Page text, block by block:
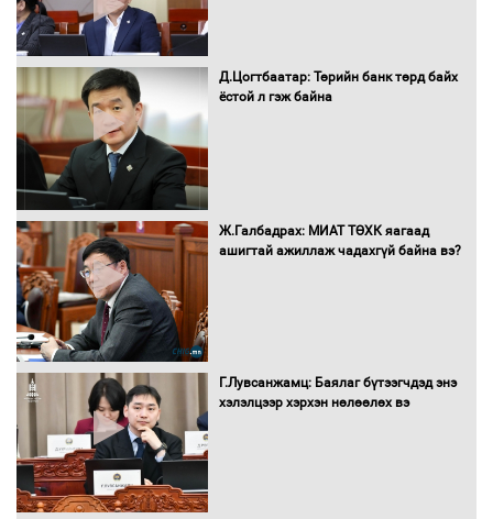
С.Бямбацогт Зүүн Азийн
Санхүүгийн хэмнэлтийн горимд эрүүл
Д.Цогтбаатар: Төрийн банк төрд байх
ёстой л гэж байна
Ж.Галбадрах: МИАТ ТӨХК яагаад
ашигтай ажиллаж чадахгүй байна вэ?
Г.Лувсанжамц: Баялаг бүтээгчдэд энэ
хэлэлцээр хэрхэн нөлөөлөх вэ